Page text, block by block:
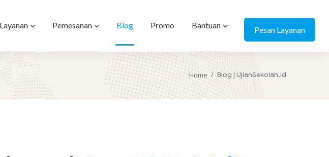
Layanan Pemesanan Blog Promo Bantuan Pesan Layanan
Home Blog | UjianSekolah.id